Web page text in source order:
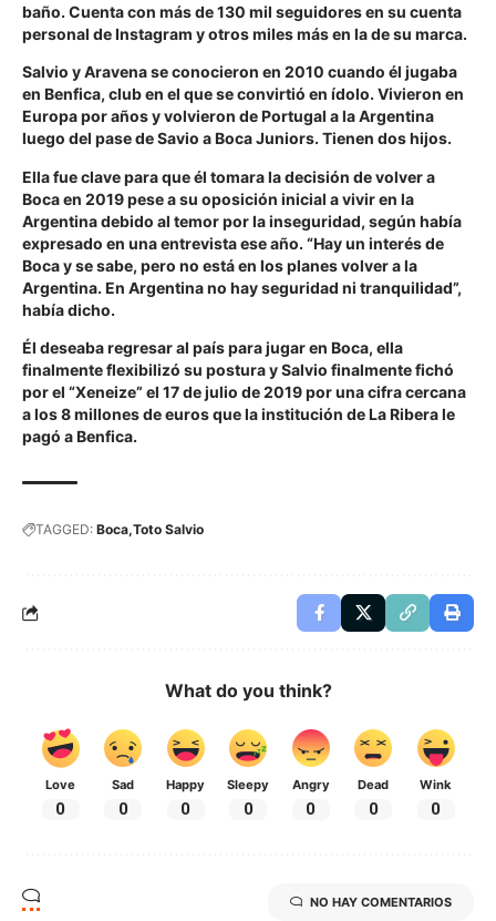
baño. Cuenta con más de 130 mil seguidores en su cuenta
personal de Instagram y otros miles más en la de su marca.
Salvio y Aravena se conocieron en 2010 cuando él jugaba
en Benfica, club en el que se convirtió en ídolo. Vivieron en
Europa por años y volvieron de Portugal a la Argentina
luego del pase de Savio a Boca Juniors. Tienen dos hijos.
Ella fue clave para que él tomara la decisión de volver a
Boca en 2019 pese a su oposición inicial a vivir en la
Argentina debido al temor por la inseguridad, según había
expresado en una entrevista ese año. “Hay un interés de
Boca y se sabe, pero no está en los planes volver a la
Argentina. En Argentina no hay seguridad ni tranquilidad”,
había dicho.
Él deseaba regresar al país para jugar en Boca, ella
finalmente flexibilizó su postura y Salvio finalmente fichó
por el “Xeneize” el 17 de julio de 2019 por una cifra cercana
a los 8 millones de euros que la institución de La Ribera le
pagó a Benfica.
TAGGED: Boca Toto Salvio
What do you think?
Love
0
Sad
0
Happy
0
Sleepy
0
Angry
0
Dead
0
Wink
0
NO HAY COMENTARIOS